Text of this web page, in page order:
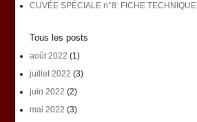
CUVÉE SPÉCIALE n°8: FICHE TECHNIQUE
Tous les posts
août 2022 (1)
juillet 2022 (3)
juin 2022 (2)
mai 2022 (3)